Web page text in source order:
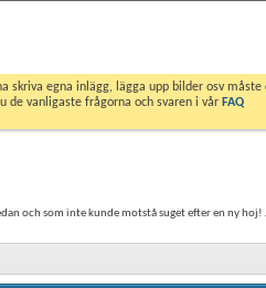
skriva egna inlägg, lägga upp bilder osv
de vanligaste frågorna och svaren i vår FAQ
och som inte kunde motstå suget efter en ny